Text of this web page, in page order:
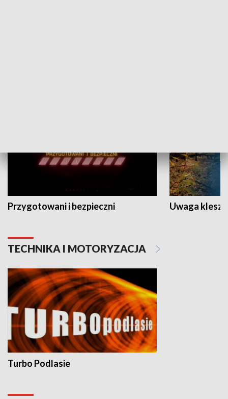
Przygotowani i bezpieczni Uwaga
TECHNIKA I MOTORYZACJA
Turbo Podlasie